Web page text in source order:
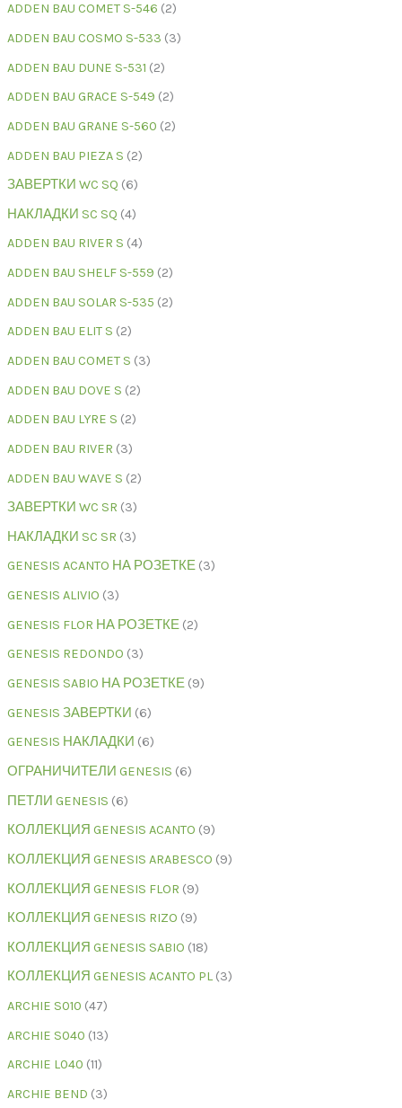
ADDEN BAU COMET S-546 2
ADDEN BAU COSMO S-533 3
ADDEN BAU DUNE S-531 2
ADDEN BAU GRACE S-549 2
ADDEN BAU GRANE S-560 2
ADDEN BAU PIEZA S 2
ЗАВЕРТКИ WC SQ 6
НАКЛАДКИ SC SQ 4
ADDEN BAU RIVER S 4
ADDEN BAU SHELF S-559 2
ADDEN BAU SOLAR S-535 2
ADDEN BAU ELIT S 2
ADDEN BAU COMET S 3
ADDEN BAU DOVE S 2
ADDEN BAU LYRE S 2
ADDEN BAU RIVER 3
ADDEN BAU WAVE S 2
ЗАВЕРТКИ WC SR 3
НАКЛАДКИ SC SR 3
GENESIS ACANTO НА РОЗЕТКЕ 3
GENESIS ALIVIO 3
GENESIS FLOR НА РОЗЕТКЕ 2
GENESIS REDONDO 3
GENESIS SABIO НА РОЗЕТКЕ 9
GENESIS ЗАВЕРТКИ 6
GENESIS НАКЛАДКИ 6
ОГРАНИЧИТЕЛИ GENESIS 6
ПЕТЛИ GENESIS 6
КОЛЛЕКЦИЯ GENESIS ACANTO 9
КОЛЛЕКЦИЯ GENESIS ARABESCO 9
КОЛЛЕКЦИЯ GENESIS FLOR 9
КОЛЛЕКЦИЯ GENESIS RIZO 9
КОЛЛЕКЦИЯ GENESIS SABIO 18
КОЛЛЕКЦИЯ GENESIS ACANTO PL 3
ARCHIE S010 47
ARCHIE S040 13
ARCHIE L040 11
ARCHIE BEND 3